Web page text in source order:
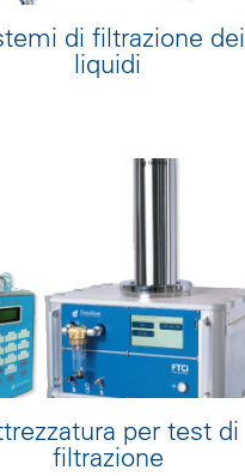
di filtrazione dei
liquidi
per test di
filtrazione